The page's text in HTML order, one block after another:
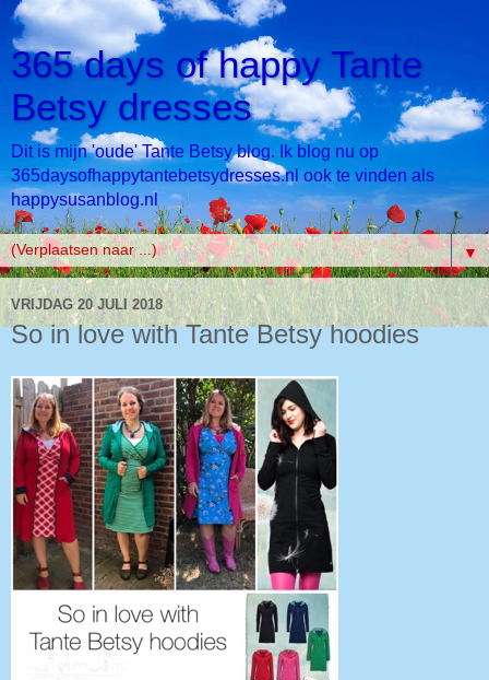
365 days of happy Tante
Betsy dresses
Dit is mijn 'oude' Tante Betsy blog. Ik blog nu op
365daysofhappytantebetsydresses.nl ook te vinden als
happysusanblog.nl
▼
VRIJDAG 20 JULI 2018
So in love with Tante Betsy hoodies